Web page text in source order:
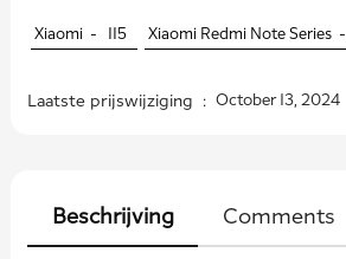
Xiaomi - 115 Xiaomi Redmi Note Series -
Laatste prijswijziging : October 13, 2024
Beschrijving Comments